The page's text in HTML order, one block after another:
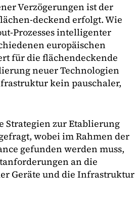
Verzögerungen ist der
deckend erfolgt. Wie
Prozesses intelligenter
europäischen
für die flächendeckende
neuer Technologien
kein pauschaler,
Strategien zur Etablierung
wobei im Rahmen der
gefunden werden muss,
an die
Geräte und die Infrastruktur